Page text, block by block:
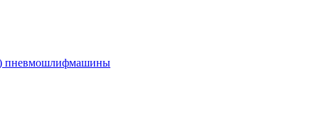
пневмошлифмашины